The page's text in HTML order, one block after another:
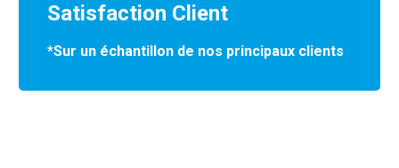
Satisfaction Client
*Sur un échantillon de nos principaux clients